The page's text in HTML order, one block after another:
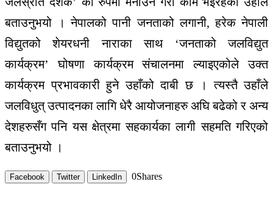
बताउनुभयो । नेपालको पानी जनताको लगानी, हरेक नेपाली
विद्युतको शेयरधनी नाराका साथ ‘जनताको जलविद्युत
कार्यक्रम’ घोषणा कार्यक्रम संचालनमा ल्याइएकोले उक्त
कार्यक्रम प्रभावकारी हुने उहाँको दाबी छ । त्यस्तै उहाँले
जलविधुत् उत्पादनका लागि धेरै आयोजनाहरु अघि बढेको र अन्य
देशहरुसँग पनि यस क्षेत्रमा सहकार्यका लागी सहमति गरिएको
बताउनुभयो ।
Facebook Twitter LinkedIn 0Shares